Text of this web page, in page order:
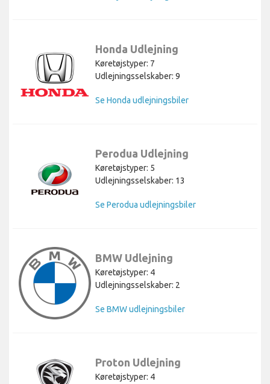
Honda Udlejning
Køretøjstyper: 7
Udlejningsselskaber: 9
Se Honda udlejningsbiler
Perodua Udlejning
Køretøjstyper: 5
Udlejningsselskaber: 13
Se Perodua udlejningsbiler
BMW Udlejning
Køretøjstyper: 4
Udlejningsselskaber: 2
Se BMW udlejningsbiler
Proton Udlejning
Køretøjstyper: 4